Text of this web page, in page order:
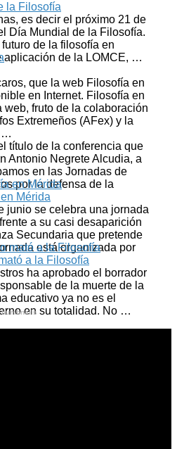
la Filosofía
es decir el próximo 21 de
Día Mundial de la Filosofía.
de la filosofía en
aplicación de la LOMCE, …
que la web Filosofía en
en Internet. Filosofía en
web, fruto de la colaboración
Extremeños (AFex) y la
…
título de la conferencia que
Antonio Negrete Alcudia, a
en las Jornadas de
por la defensa de la
Mérida
junio se celebra una jornada
a su casi desaparición
Secundaria que pretende
está organizada por
a la Filosofía
ha aprobado el borrador
de la muerte de la
educativo ya no es el
en su totalidad. No …